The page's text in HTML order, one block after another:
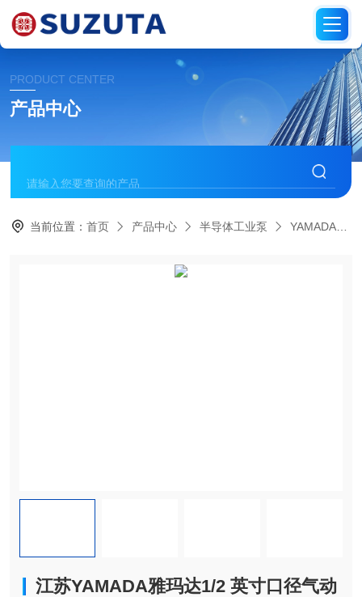
PRODUCT CENTER
产品中心
当前位置：首页 产品中心 半导体工业泵 YAMADA雅玛达
江苏YAMADA雅玛达1/2 英寸口径气动